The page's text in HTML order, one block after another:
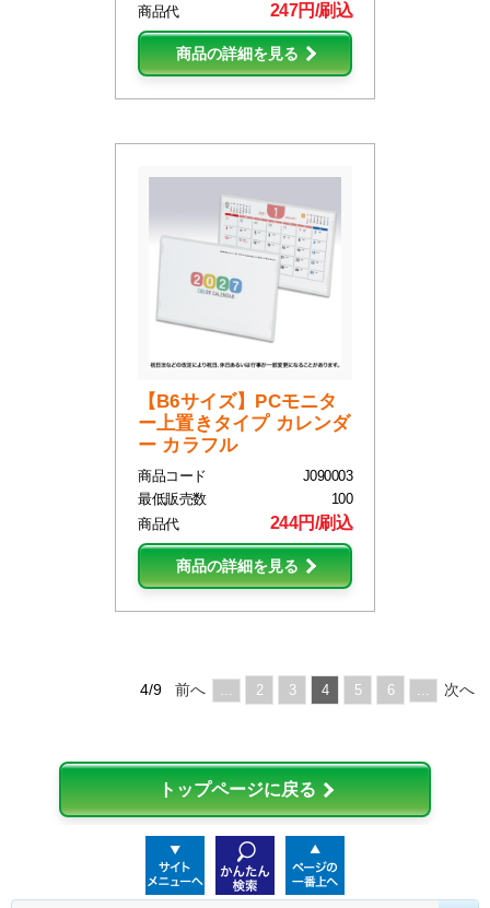
商品代
247円/刷込
商品の詳細を見る
【B6サイズ】PCモニタ
ー上置きタイプ カレンダ
ー カラフル
商品コード
J090003
最低販売数
100
商品代
244円/刷込
商品の詳細を見る
4/9 前へ ... 2 3 4 5 6 ... 次へ
トップページに戻る